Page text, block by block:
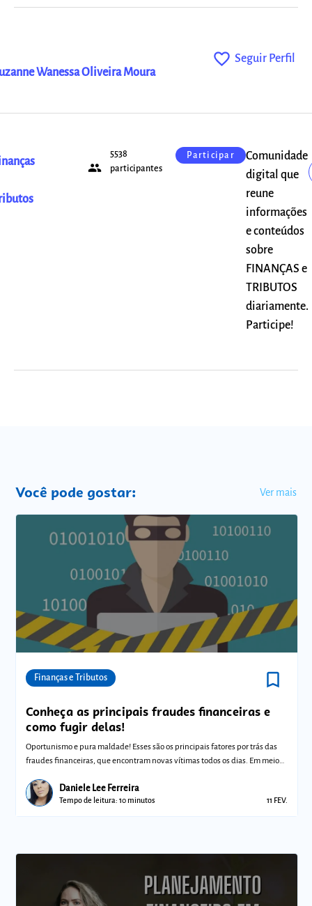
Wanessa Oliveira Moura
favorite_outline Seguir Perfil
people
5538
participantes
Participar
Comunidade
digital que
reune
informações
e conteúdos
sobre
FINANÇAS e
TRIBUTOS
diariamente.
Participe!
Você pode gostar: Ver mais
Finanças e Tributos bookmark_border
Conheça as principais fraudes financeiras e
como fugir delas!
Oportunismo e pura maldade! Esses são os principais fatores por trás das
fraudes financeiras, que encontram novas vítimas todos os dias. Em meio
Daniele Lee Ferreira
Tempo de leitura: 10 minutos 11 FEV.